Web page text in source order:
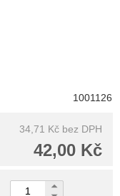
1001126
34,71 Kč bez DPH
42,00 Kč